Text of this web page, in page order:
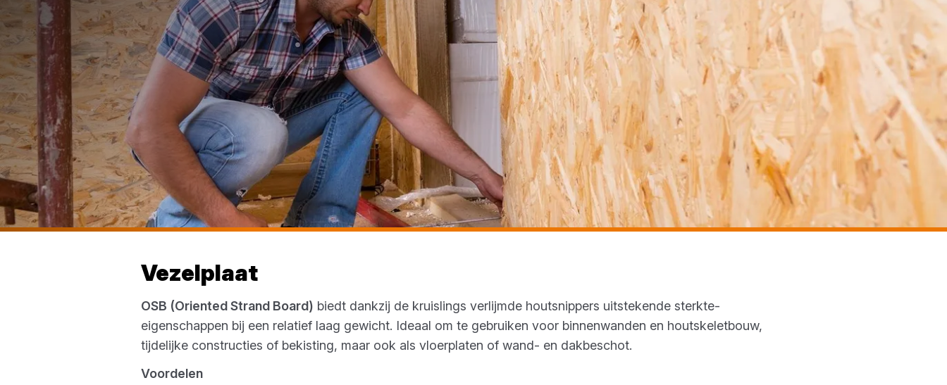
Vezelplaat
OSB (Oriented Strand Board) biedt dankzij de kruislings verlijmde houtsnippers uitstekende sterkte-
eigenschappen bij een relatief laag gewicht. Ideaal om te gebruiken voor binnenwanden en houtskeletbouw,
tijdelijke constructies of bekisting, maar ook als vloerplaten of wand- en dakbeschot.
Voordelen